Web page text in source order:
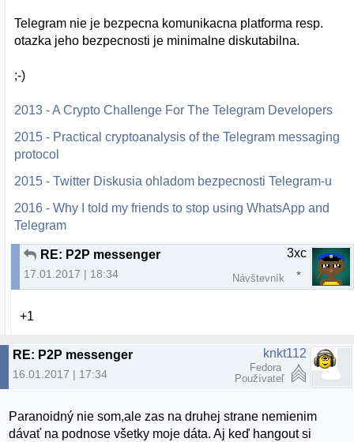
Telegram nie je bezpecna komunikacna platforma resp.
otazka jeho bezpecnosti je minimalne diskutabilna.
;-)
2013 - A Crypto Challenge For The Telegram Developers
2015 - Practical cryptoanalysis of the Telegram messaging
protocol
2015 - Twitter Diskusia ohladom bezpecnosti Telegram-u
2016 - Why I told my friends to stop using WhatsApp and
Telegram
RE: P2P messenger
17.01.2017 | 18:34
3xc
Návštevník
+1
RE: P2P messenger
16.01.2017 | 17:34
knkt112
Fedora
Používateľ
Paranoidný nie som,ale zas na druhej strane nemienim
dávať na podnose všetky moje dáta. Aj keď hangout si